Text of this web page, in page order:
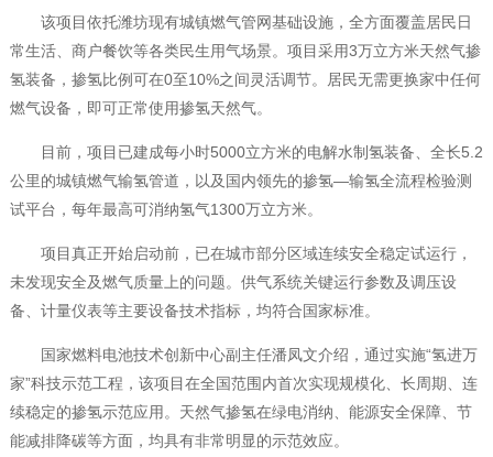
该项目依托潍坊现有城镇燃气管网基础设施，全方面覆盖居民日
常生活、商户餐饮等各类民生用气场景。项目采用3万立方米天然气掺
氢装备，掺氢比例可在0至10%之间灵活调节。居民无需更换家中任何
燃气设备，即可正常使用掺氢天然气。
目前，项目已建成每小时5000立方米的电解水制氢装备、全长5.2
公里的城镇燃气输氢管道，以及国内领先的掺氢—输氢全流程检验测
试平台，每年最高可消纳氢气1300万立方米。
项目真正开始启动前，已在城市部分区域连续安全稳定试运行，
未发现安全及燃气质量上的问题。供气系统关键运行参数及调压设
备、计量仪表等主要设备技术指标，均符合国家标准。
国家燃料电池技术创新中心副主任潘凤文介绍，通过实施“氢进万
家”科技示范工程，该项目在全国范围内首次实现规模化、长周期、连
续稳定的掺氢示范应用。天然气掺氢在绿电消纳、能源安全保障、节
能减排降碳等方面，均具有非常明显的示范效应。